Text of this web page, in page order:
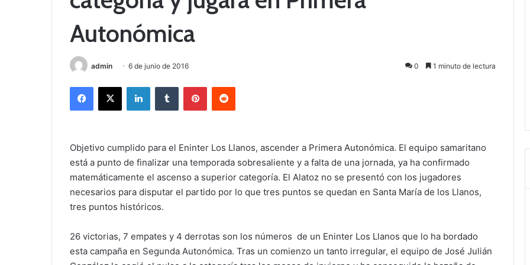
Autonómica
admin 6 de junio de 2016 0 1 minuto de lectura
Objetivo cumplido para el Eninter Los Llanos, ascender a Primera Autonómica. El equipo samaritano
está a punto de finalizar una temporada sobresaliente y a falta de una jornada, ya ha confirmado
matemáticamente el ascenso a superior categoría. El Alatoz no se presentó con los jugadores
necesarios para disputar el partido por lo que tres puntos se quedan en Santa María de los Llanos,
tres puntos históricos.
26 victorias, 7 empates y 4 derrotas son los números de un Eninter Los Llanos que lo ha bordado
esta campaña en Segunda Autonómica. Tras un comienzo un tanto irregular, el equipo de José Julián